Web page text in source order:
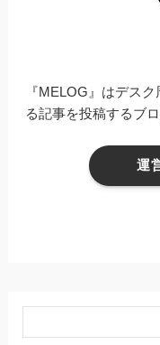
『MELOG』はデス
る記事を投稿するブロ
運